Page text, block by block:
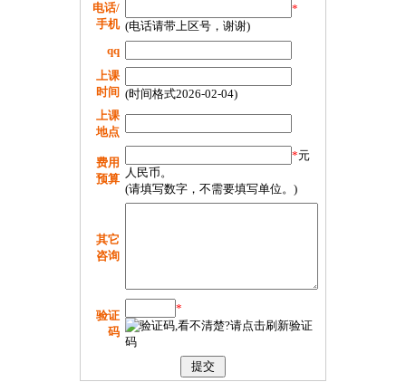
电话/
手机
*
(电话请带上区号，谢谢)
qq
上课
时间 (时间格式2026-02-04)
上课
地点
费用
预算
*元
人民币。
(请填写数字，不需要填写单位。)
其它
咨询
验证
码
*